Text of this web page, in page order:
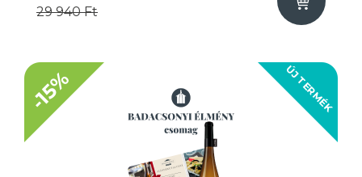
29 940 Ft
ÚJ TERMÉK
-15%